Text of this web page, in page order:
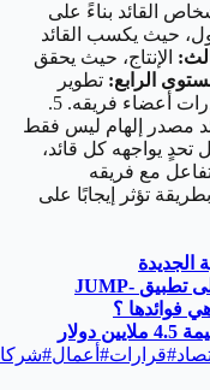
القائد بناءً على
حيث يكسب القائد
الإنتاج، حيث يحقق
الرابع: تطوير
أعضاء فريقه. 5.
مصدر إلهام ليس فقط
تحدٍ يواجهه كل قائد،
مع فريقه
تؤثر إيجابًا على
الجديدة
تطبيق JUMP-
فوائدها ؟
#قرارات# أعمال#